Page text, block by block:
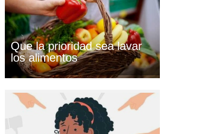
Que la prioridad sea lavar
los alimentos